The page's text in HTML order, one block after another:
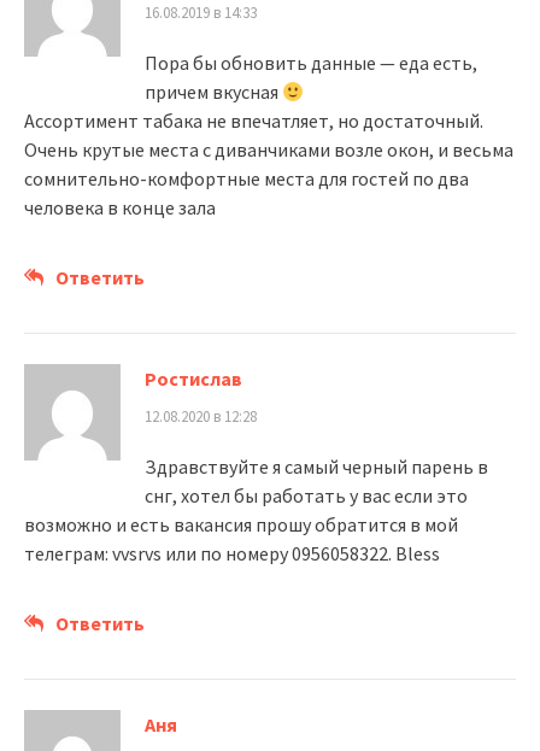
16.08.2019 в 14:33
Пора бы обновить данные — еда есть,
причем вкусная
Ассортимент табака не впечатляет, но достаточный.
Очень крутые места с диванчиками возле окон, и весьма
сомнительно-комфортные места для гостей по два
человека в конце зала
Ответить
Ростислав
12.08.2020 в 12:28
Здравствуйте я самый черный парень в
снг, хотел бы работать у вас если это
возможно и есть вакансия прошу обратится в мой
телеграм: vvsrvs или по номеру 0956058322. Bless
Ответить
Аня